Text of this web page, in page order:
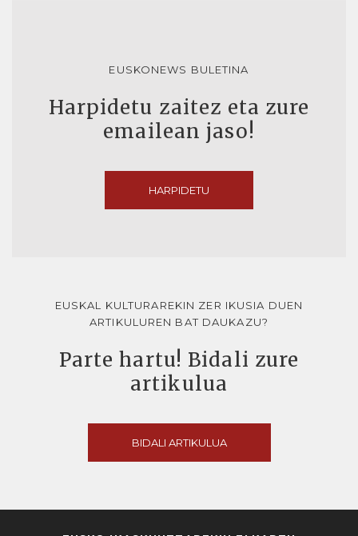
EUSKONEWS BULETINA
Harpidetu zaitez eta zure
emailean jaso!
HARPIDETU
EUSKAL KULTURAREKIN ZER IKUSIA DUEN
ARTIKULUREN BAT DAUKAZU?
Parte hartu! Bidali zure
artikulua
BIDALI ARTIKULUA